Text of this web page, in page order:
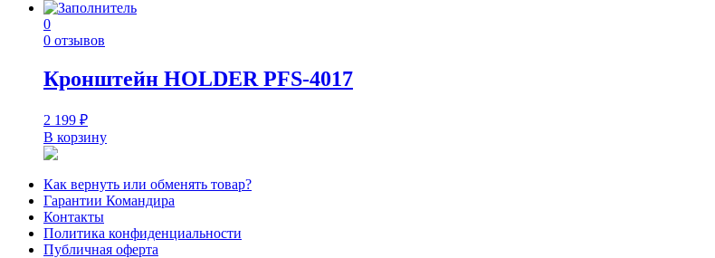
0
0 отзывов
Кронштейн HOLDER PFS-4017
2 199 ₽
В корзину
Как вернуть или обменять товар?
Гарантии Командира
Контакты
Политика конфиденциальности
Публичная оферта